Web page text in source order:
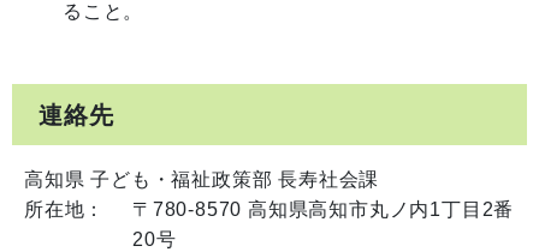
ること。
連絡先
高知県 子ども・福祉政策部 長寿社会課
所在地：
〒780-8570 高知県高知市丸ノ内1丁目2番
20号